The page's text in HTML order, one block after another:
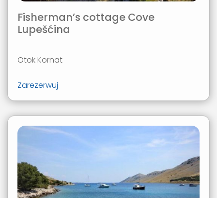
Fisherman’s cottage Cove
Lupešćina
Otok Kornat
Zarezerwuj